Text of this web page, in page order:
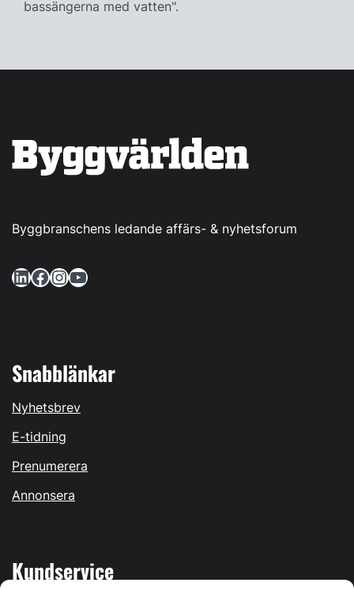
bassängerna med vatten".
Byggbranschens ledande affärs- & nyhetsforum
LinkedIn Facebook InstagramYouTube
Snabblänkar
Nyhetsbrev
E-tidning
Prenumerera
Annonsera
Kundservice